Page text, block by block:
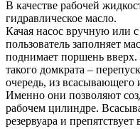
В качестве рабочей
гидравлическое масло.
Качая насос вручную или
пользователь заполняет
поднимает поршень вверх.
такого домкрата –
очередь, из всасывающего
Именно они позволяют
рабочем цилиндре.
резервуара и